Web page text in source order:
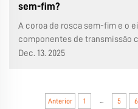
sem-fim?
A coroa de rosca sem-fim e o
componentes de transmissão
nossas caixas de engrenagens
estranho: o cobre é mais caro
Dec. 13. 2025
Anterior 1 5 6